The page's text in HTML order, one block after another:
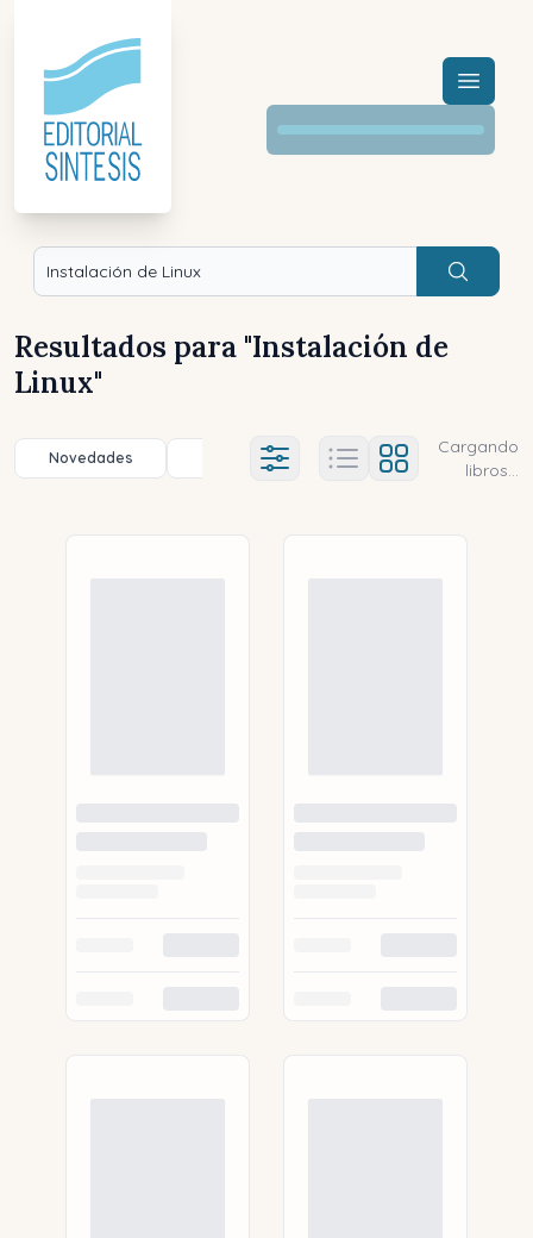
Menú
Buscar
Resultados para "Instalación de
Linux"
Novedades Título (a-z) Título (z-a)
Ajustes abierto
Cargando
libros...